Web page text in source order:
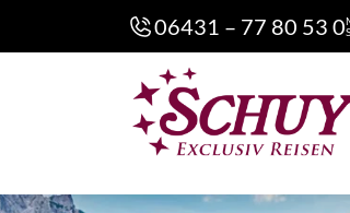
06431 – 77 80 53 0